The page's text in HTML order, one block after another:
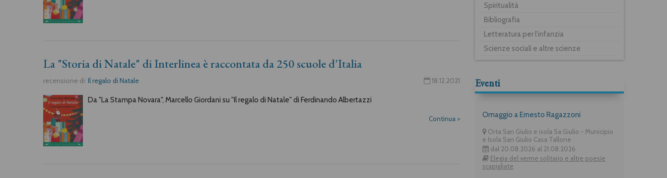
La "Storia di Natale" di Interlinea è raccontata da 250 scuole d'Italia
recensione di: Il regalo di Natale 18.12.2021
Da "La Stampa Novara", Marcello Giordani su "Il regalo di Natale" di Ferdinando Albertazzi
Continua >
Spiritualità
Bibliografia
Letteratura per l'infanzia
Scienze sociali e altre scienze
Eventi
Omaggio a Ernesto Ragazzoni
Orta San Giulio e isola Sa Giulio - Municipio
e Isola San Giulio Casa Tallone
dal 20.08.2026 al 21.08.2026
Elegia del verme solitario e altre poesie
scapigliate